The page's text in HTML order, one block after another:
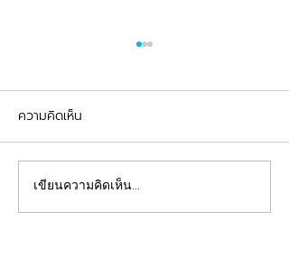
จัดฟันต้อนรับเปิดเทอม
ความคิดเห็น
เขียนความคิดเห็น…